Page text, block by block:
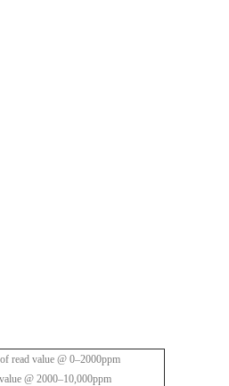
read value @ 0–2000ppm
@ 2000–10,000ppm